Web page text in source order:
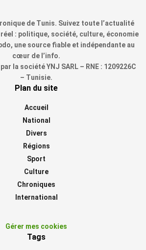
de Tunis. Suivez toute l’actualité
réel : politique, société, culture, économie
une source fiable et indépendante au
cœur de l’info.
la société YNJ SARL – RNE : 1209226C
– Tunisie.
Plan du site
Accueil
National
Divers
Régions
Sport
Culture
Chroniques
International
Gérer mes cookies
Tags